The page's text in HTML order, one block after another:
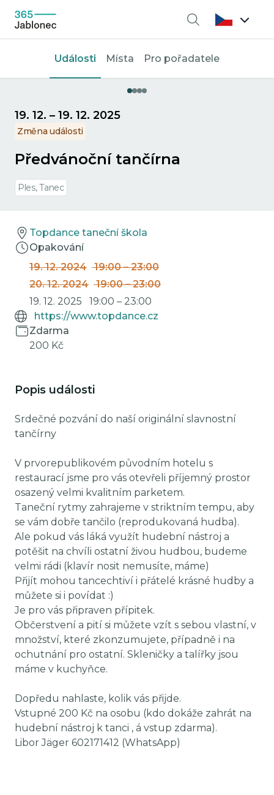
Vyhledávání
Události Místa Pro pořadatele
19. 12. – 19. 12. 2025
Změna události
Předvánoční tančírna
Ples, Tanec
Topdance taneční škola
Opakování
19. 12. 2024
19:00 – 23:00
20. 12. 2024
19:00 – 23:00
19. 12. 2025
19:00 – 23:00
https://www.topdance.cz
Zdarma
200 Kč
Popis události
Srdečné pozvání do naší originální slavnostní
tančírny
V prvorepublikovém původním hotelu s
restaurací jsme pro vás otevřeli příjemný prostor
osazený velmi kvalitním parketem.
Taneční rytmy zahrajeme v striktním tempu, aby
se vám dobře tančilo (reprodukovaná hudba).
Ale pokud vás láká využít hudební nástroj a
potěšit na chvíli ostatní živou hudbou, budeme
velmi rádi (klavír nosit nemusíte, máme)
Přijít mohou tancechtiví i přátelé krásné hudby a
můžete si i povídat :)
Je pro vás připraven přípitek.
Občerstvení a pití si můžete vzít s sebou vlastní, v
množství, které zkonzumujete, případně i na
ochutnání pro ostatní. Skleničky a talířky jsou
máme v kuchyňce.
Dopředu nahlaste, kolik vás přijde.
Vstupné 200 Kč na osobu (kdo dokáže zahrát na
hudební nástroj k tanci , á vstup zdarma).
Libor Jäger 602171412 (WhatsApp)